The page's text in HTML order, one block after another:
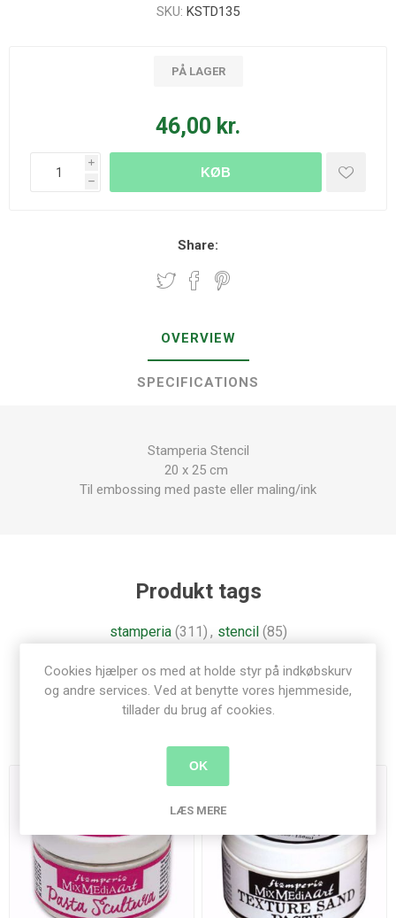
SKU: KSTD135
PÅ LAGER
46,00 kr.
i
h
KØB
Share:
OVERVIEW
SPECIFICATIONS
Stamperia Stencil
20 x 25 cm
Til embossing med paste eller maling/ink
Produkt tags
stamperia (311) , stencil (85)
Cookies hjælper os med at holde styr på indkøbskurv
og andre services. Ved at benytte vores hjemmeside,
tillader du brug af cookies.
OK
LÆS MERE